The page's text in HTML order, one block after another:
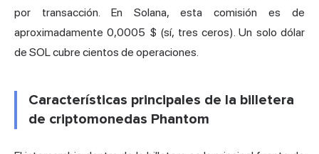
por transacción. En Solana, esta comisión es de
aproximadamente 0,0005 $ (sí, tres ceros). Un solo dólar
de SOL cubre cientos de operaciones.
Características principales de la billetera
de criptomonedas Phantom